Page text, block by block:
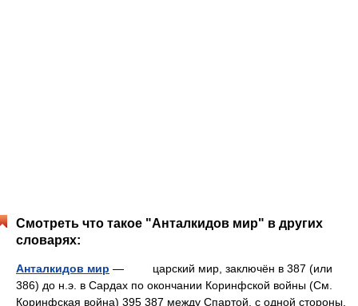
Смотреть что такое "Анталкидов мир" в других
словарях:
Анталкидов мир — царский мир, заключён в 387 (или
386) до н.э. в Сардах по окончании Коринфской войны (См.
Коринфская война) 395 387 между Спартой, с одной стороны,